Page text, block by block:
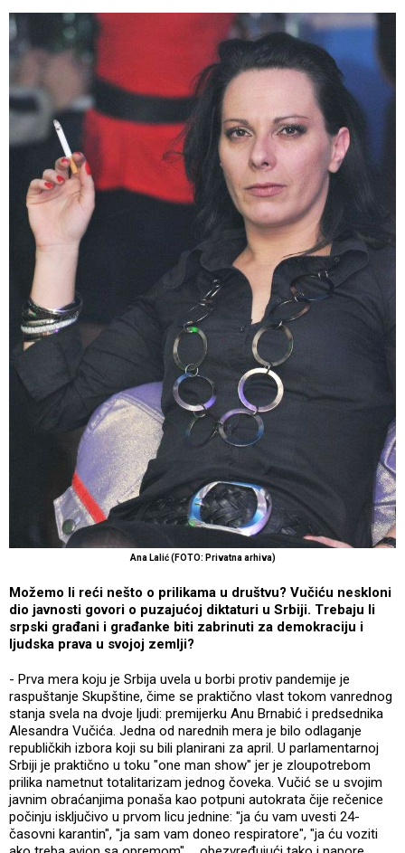
Ana Lalić (FOTO: Privatna arhiva)
Možemo li reći nešto o prilikama u društvu? Vučiću neskloni
dio javnosti govori o puzajućoj diktaturi u Srbiji. Trebaju li
srpski građani i građanke biti zabrinuti za demokraciju i
ljudska prava u svojoj zemlji?
- Prva mera koju je Srbija uvela u borbi protiv pandemije je
raspuštanje Skupštine, čime se praktično vlast tokom vanrednog
stanja svela na dvoje ljudi: premijerku Anu Brnabić i predsednika
Alesandra Vučića. Jedna od narednih mera je bilo odlaganje
republičkih izbora koji su bili planirani za april. U parlamentarnoj
Srbiji je praktično u toku "one man show" jer je zloupotrebom
prilika nametnut totalitarizam jednog čoveka. Vučić se u svojim
javnim obraćanjima ponaša kao potpuni autokrata čije rečenice
počinju isključivo u prvom licu jednine: "ja ću vam uvesti 24-
časovni karantin", "ja sam vam doneo respiratore", "ja ću voziti